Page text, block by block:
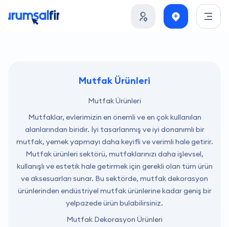
Mutfak Ürünleri
Mutfak Ürünleri
Mutfaklar, evlerimizin en önemli ve en çok kullanılan
alanlarından biridir. İyi tasarlanmış ve iyi donanımlı bir
mutfak, yemek yapmayı daha keyifli ve verimli hale getirir.
Mutfak ürünleri sektörü, mutfaklarınızı daha işlevsel,
kullanışlı ve estetik hale getirmek için gerekli olan tüm ürün
ve aksesuarları sunar. Bu sektörde, mutfak dekorasyon
ürünlerinden endüstriyel mutfak ürünlerine kadar geniş bir
yelpazede ürün bulabilirsiniz.
Mutfak Dekorasyon Ürünleri